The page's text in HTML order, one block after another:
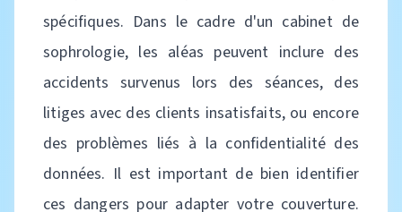
spécifiques. Dans le cadre d'un cabinet de
sophrologie, les aléas peuvent inclure des
accidents survenus lors des séances, des
litiges avec des clients insatisfaits, ou encore
des problèmes liés à la confidentialité des
données. Il est important de bien identifier
ces dangers pour adapter votre couverture.